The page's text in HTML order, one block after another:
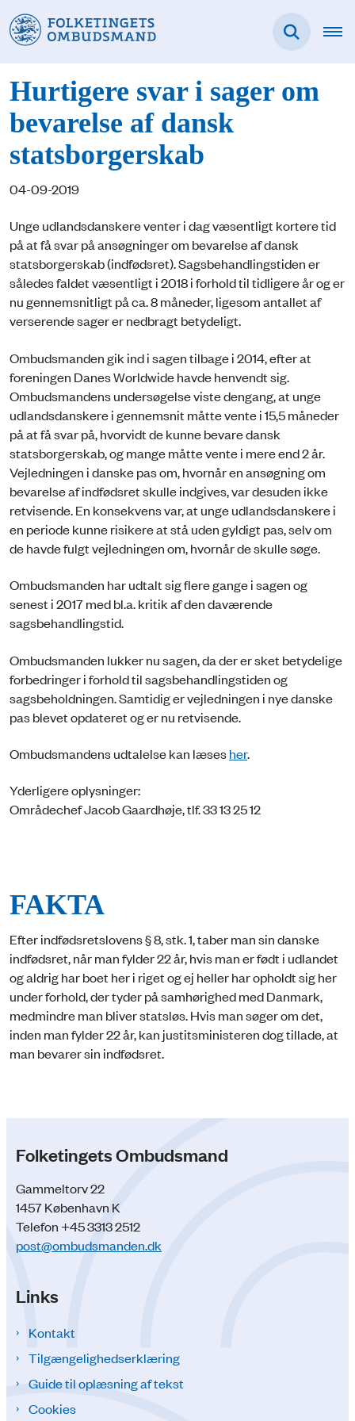
Hurtigere svar i sager om
bevarelse af dansk
statsborgerskab
04-09-2019
Unge udlandsdanskere venter i dag væsentligt kortere tid
på at få svar på ansøgninger om bevarelse af dansk
statsborgerskab (indfødsret). Sagsbehandlingstiden er
således faldet væsentligt i 2018 i forhold til tidligere år og er
nu gennemsnitligt på ca. 8 måneder, ligesom antallet af
verserende sager er nedbragt betydeligt.
Ombudsmanden gik ind i sagen tilbage i 2014, efter at
foreningen Danes Worldwide havde henvendt sig.
Ombudsmandens undersøgelse viste dengang, at unge
udlandsdanskere i gennemsnit måtte vente i 15,5 måneder
på at få svar på, hvorvidt de kunne bevare dansk
statsborgerskab, og mange måtte vente i mere end 2 år.
Vejledningen i danske pas om, hvornår en ansøgning om
bevarelse af indfødsret skulle indgives, var desuden ikke
retvisende. En konsekvens var, at unge udlandsdanskere i
en periode kunne risikere at stå uden gyldigt pas, selv om
de havde fulgt vejledningen om, hvornår de skulle søge.
Ombudsmanden har udtalt sig flere gange i sagen og
senest i 2017 med bl.a. kritik af den daværende
sagsbehandlingstid.
Ombudsmanden lukker nu sagen, da der er sket betydelige
forbedringer i forhold til sagsbehandlingstiden og
sagsbeholdningen. Samtidig er vejledningen i nye danske
pas blevet opdateret og er nu retvisende.
Ombudsmandens udtalelse kan læsesher.
Yderligere oplysninger:
Områdechef Jacob Gaardhøje, tlf. 33 13 25 12
FAKTA
Efter indfødsretslovens § 8, stk. 1, taber man sin danske
indfødsret, når man fylder 22 år, hvis man er født i udlandet
og aldrig har boet her i riget og ej heller har opholdt sig her
under forhold, der tyder på samhørighed med Danmark,
medmindre man bliver statsløs. Hvis man søger om det,
inden man fylder 22 år, kan justitsministeren dog tillade, at
man bevarer sin indfødsret.
Folketingets Ombudsmand
Gammeltorv 22
1457 København K
Telefon +45 3313 2512
post@ombudsmanden.dk
Links
Kontakt
Tilgængelighedserklæring
Guide til oplæsning af tekst
Cookies